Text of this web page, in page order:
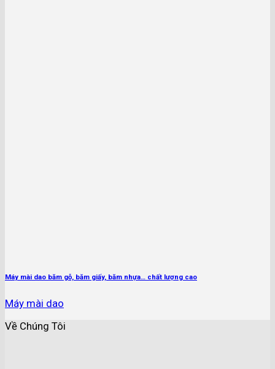
Máy mài dao băm gỗ, băm giấy, băm nhựa… chất lượng cao
Máy mài dao
Về Chúng Tôi